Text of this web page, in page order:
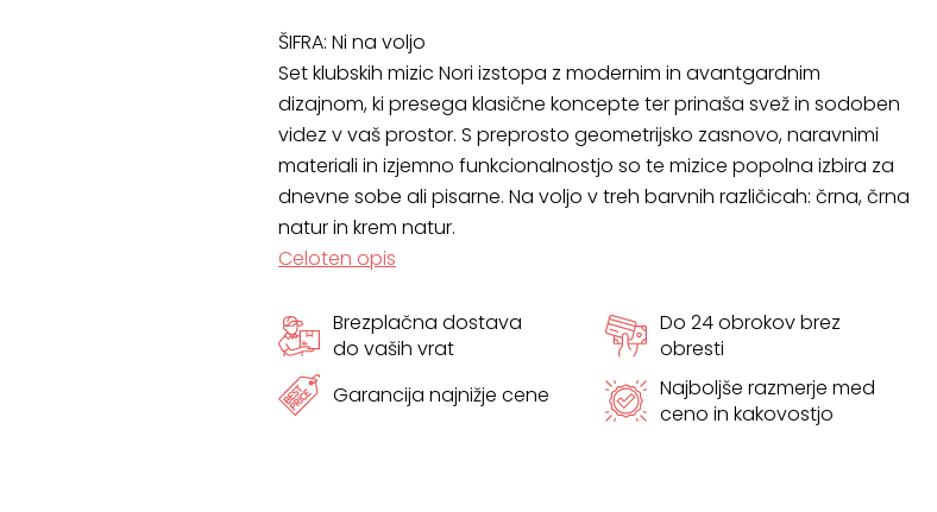
ŠIFRA: Ni na voljo
Set klubskih mizic Nori izstopa z modernim in avantgardnim
dizajnom, ki presega klasične koncepte ter prinaša svež in sodoben
videz v vaš prostor. S preprosto geometrijsko zasnovo, naravnimi
materiali in izjemno funkcionalnostjo so te mizice popolna izbira za
dnevne sobe ali pisarne. Na voljo v treh barvnih različicah: črna, črna
natur in krem natur.
Celoten opis
Brezplačna dostava
do vaših vrat
Do 24 obrokov brez
obresti
Garancija najnižje cene
Najboljše razmerje med
ceno in kakovostjo